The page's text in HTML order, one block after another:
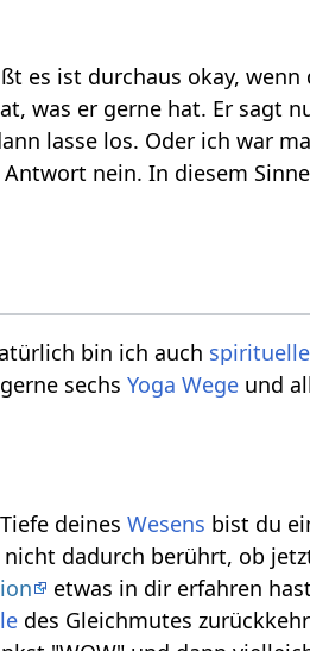
es ist durchaus okay, wenn
was er gerne hat. Er sagt
lasse los. Oder ich war
nein. In diesem
bin ich auch
sechsYoga Wege und
deinesWesens bist du
dadurch berührt, ob
etwas in dir erfahren
des Gleichmutes